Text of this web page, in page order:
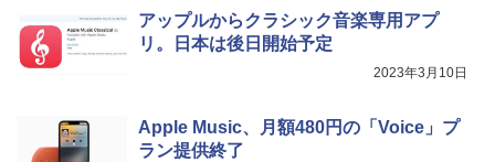
アップルからクラシック音楽専用アプ
リ。日本は後日開始予定
2023年3月10日
Apple Music、月額480円の「Voice」プ
ラン提供終了